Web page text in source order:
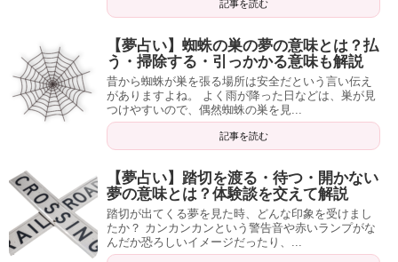
記事を読む
【夢占い】蜘蛛の巣の夢の意味とは？払
う・掃除する・引っかかる意味も解説
昔から蜘蛛が巣を張る場所は安全だという言い伝え
がありますよね。 よく雨が降った日などは、巣が見
つけやすいので、偶然蜘蛛の巣を見...
記事を読む
【夢占い】踏切を渡る・待つ・開かない
夢の意味とは？体験談を交えて解説
踏切が出てくる夢を見た時、どんな印象を受けまし
たか？ カンカンカンという警告音や赤いランプがな
んだか恐ろしいイメージだったり、...